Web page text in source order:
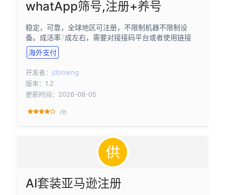
whatApp筛号,注册+养号
稳定，可靠，全球地区可注册，不限制机器不限制设
备。成活率7成左右，需要对接接码平台或者使用链接提
取手机号，都行
海外支付
开发者： jdbmeng
版本：1.2
更新时间：2026-08-05
(9)
AI套装亚马逊注册